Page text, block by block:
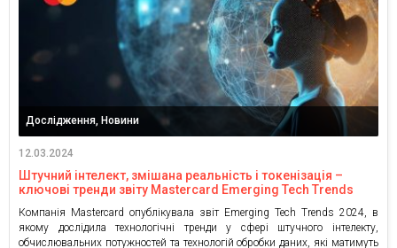
Дослідження, Новини
12.03.2024
Штучний інтелект, змішана реальність і токенізація –
ключові тренди звіту Mastercard Emerging Tech Trends
Компанія Mastercard опублікувала звіт Emerging Tech Trends 2024, в
якому дослідила технологічні тренди у сфері штучного інтелекту,
обчислювальних потужностей та технологій обробки даних, які матимуть